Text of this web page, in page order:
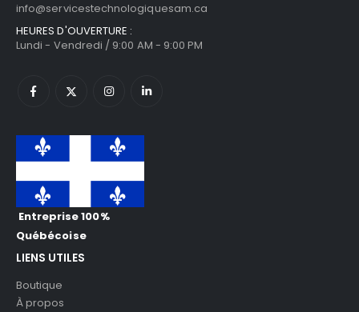
info@servicestechnologiquesam.ca
HEURES D'OUVERTURE :
Lundi - Vendredi / 9:00 AM - 9:00 PM
Entreprise 100%
Québécoise
LIENS UTILES
Boutique
À propos